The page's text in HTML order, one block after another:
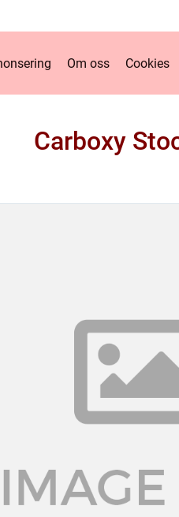
Om oss Cookies
Carboxy